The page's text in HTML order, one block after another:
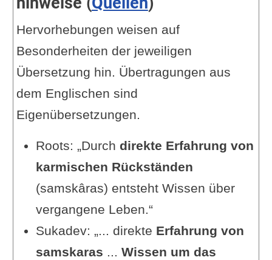
Hervorhebungen weisen auf
Besonderheiten der jeweiligen
Übersetzung hin. Übertragungen aus
dem Englischen sind
Eigenübersetzungen.
Roots: „Durch direkte Erfahrung von
karmischen Rückständen
(samskâras) entsteht Wissen über
vergangene Leben.“
Sukadev: „... direkte Erfahrung von
samskaras
Wissen um das